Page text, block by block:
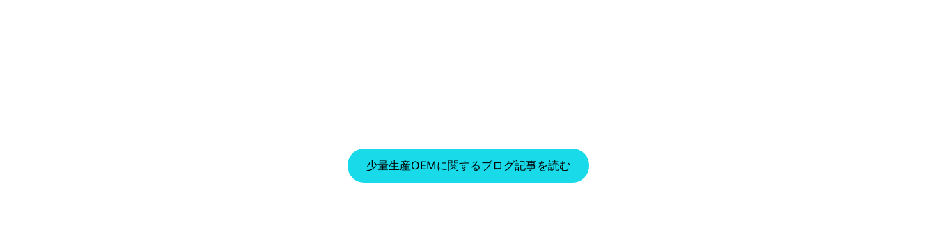
少量生産OEMに関するブログ記事を読む